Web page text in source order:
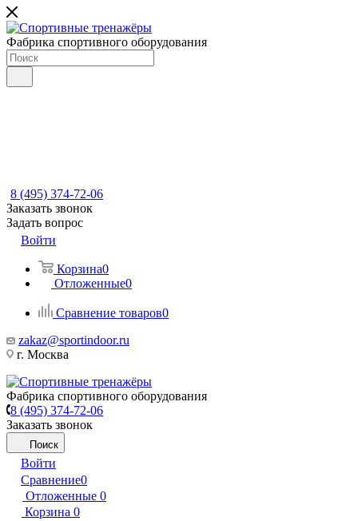
Фабрика спортивного оборудования
8 (495) 374-72-06
Заказать звонок
Задать вопрос
Войти
Корзина0
Отложенные0
Сравнение товаров0
zakaz@sportindoor.ru
г. Москва
Фабрика спортивного оборудования
8 (495) 374-72-06
Заказать звонок
Поиск
Войти
Сравнение0
Отложенные 0
Корзина 0